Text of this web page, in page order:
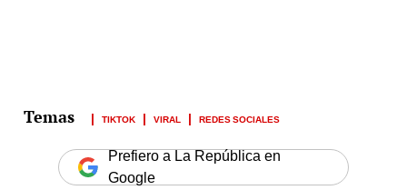
TIKTOK VIRAL REDES SOCIALES
Prefiero a La República en
Google